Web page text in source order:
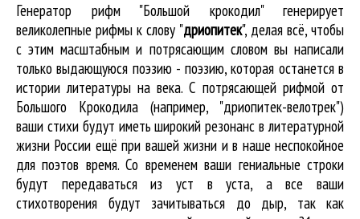
Генератор рифм "Большой крокодил" генерирует
великолепныерифмы к слову "дриопитек", делая всё, чтобы
с этим масштабным и потрясающим словом вы написали
только выдающуюся поэзию - поэзию, которая останется в
истории литературы на века. С потрясающей рифмой от
Большого Крокодила (например, "дриопитек-велотрек")
ваши стихи будут иметь широкий резонанс в литературной
жизни России ещё при вашей жизни и в наше неспокойное
для поэтов время. Со временем ваши гениальные строки
будут передаваться из уст в уста, а все ваши
стихотворения будут зачитываться до дыр, так как